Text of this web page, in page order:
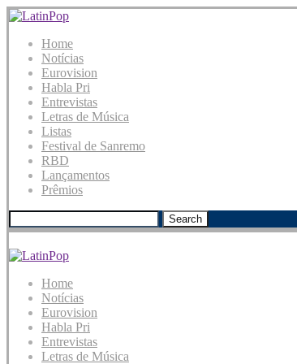
Home
Notícias
Eurovision
Habla Pri
Entrevistas
Letras de Música
Listas
Festival de Sanremo
RBD
Lançamentos
Prêmios
Search
Home
Notícias
Eurovision
Habla Pri
Entrevistas
Letras de Música